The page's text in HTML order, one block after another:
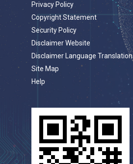
Privacy Policy
Copyright Statement
Security Policy
Disclaimer Website
Disclaimer Language Translation
Site Map
Help